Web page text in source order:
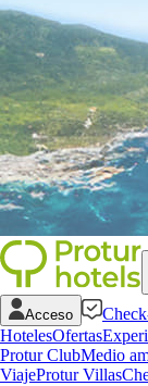
Acceso
HotelesOfertas
Protur ClubMedio
ViajeProtur Villas